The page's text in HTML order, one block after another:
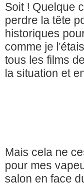
Soit ! Quelque
perdre la tête
historiques
comme je
tous les films
la situation et
Mais cela ne
pour mes
salon en face